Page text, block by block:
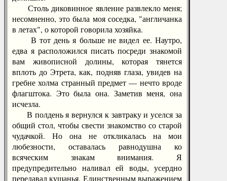
Столь диковинное явление развлекло меня;
несомненно, это была моя соседка, "англичанка
в летах", о которой говорила хозяйка.
В тот день я больше не видел ее. Наутро,
едва я расположился писать посреди знакомой
вам живописной долины, которая тянется
вплоть до Этрета, как, подняв глаза, увидев на
гребне холма странный предмет — нечто вроде
флагштока. Это была она. Заметив меня, она
исчезла.
В полдень я вернулся к завтраку и уселся за
общий стол, чтобы свести знакомство со старой
чудачкой. Но она не откликалась на мои
любезности, оставалась равнодушна ко
всяческим знакам внимания. Я
предупредительно наливал ей воды, усердно
передавал кушанья. Единственным выражением